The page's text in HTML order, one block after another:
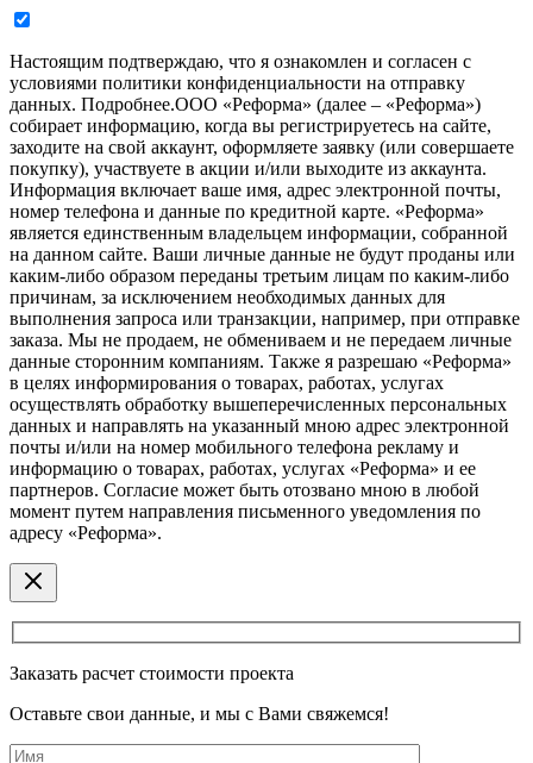
Настоящим подтверждаю, что я ознакомлен и согласен с
условиями политики конфиденциальности на отправку
данных. Подробнее.ООО «Реформа» (далее – «Реформа»)
собирает информацию, когда вы регистрируетесь на сайте,
заходите на свой аккаунт, оформляете заявку (или совершаете
покупку), участвуете в акции и/или выходите из аккаунта.
Информация включает ваше имя, адрес электронной почты,
номер телефона и данные по кредитной карте. «Реформа»
является единственным владельцем информации, собранной
на данном сайте. Ваши личные данные не будут проданы или
каким-либо образом переданы третьим лицам по каким-либо
причинам, за исключением необходимых данных для
выполнения запроса или транзакции, например, при отправке
заказа. Мы не продаем, не обмениваем и не передаем личные
данные сторонним компаниям. Также я разрешаю «Реформа»
в целях информирования о товарах, работах, услугах
осуществлять обработку вышеперечисленных персональных
данных и направлять на указанный мною адрес электронной
почты и/или на номер мобильного телефона рекламу и
информацию о товарах, работах, услугах «Реформа» и ее
партнеров. Согласие может быть отозвано мною в любой
момент путем направления письменного уведомления по
адресу «Реформа».
Заказать расчет стоимости проекта
Оставьте свои данные, и мы с Вами свяжемся!